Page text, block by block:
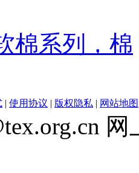
棉系列，棉
| 使用协议 | 版权隐私 | 网站地图